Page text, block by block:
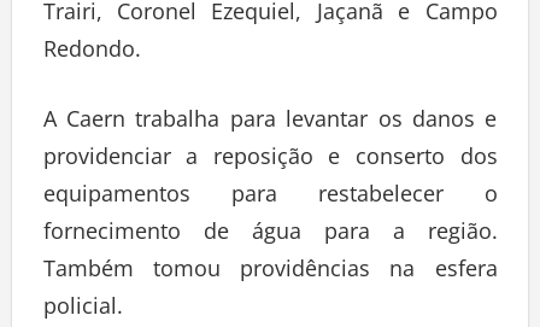
Trairi, Coronel Ezequiel, Jaçanã e Campo
Redondo.
A Caern trabalha para levantar os danos e
providenciar a reposição e conserto dos
equipamentos para restabelecer o
fornecimento de água para a região.
Também tomou providências na esfera
policial.